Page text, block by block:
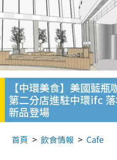
【中環美食】美國藍
第二分店進駐中環ifc
新品登場
首頁 飲食情報 Cafe